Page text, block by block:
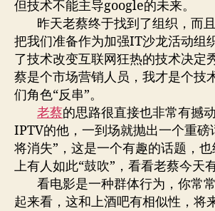
但技术不能主导google的未来。
昨天老蔡终于找到了组织，而且
把我们准备作为加强IT沙龙活动组
了技术改变互联网狂热的技术决定
蔡是个市场营销人员，我才是个技
们角色“反串”。
老蔡的思路很直接也非常有撼
IPTV的他，一到场就抛出一个重磅
将消失”，这是一个有趣的话题，
上有人如此“鼓吹”，看看老蔡今天
看电影是一种群体行为，你常
起来看，这和上酒吧有相似性，将